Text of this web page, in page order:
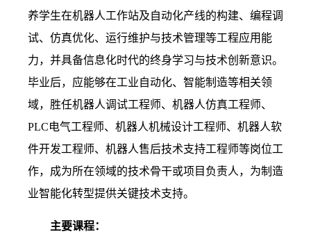
养学生在机器人工作站及自动化产线的构建、编程调
试、仿真优化、运行维护与技术管理等工程应用能
力，并具备信息化时代的终身学习与技术创新意识。
毕业后，应能够在工业自动化、智能制造等相关领
域，胜任机器人调试工程师、机器人仿真工程师、
PLC电气工程师、机器人机械设计工程师、机器人软
件开发工程师、机器人售后技术支持工程师等岗位工
作，成为所在领域的技术骨干或项目负责人，为制造
业智能化转型提供关键技术支持。
主要课程：